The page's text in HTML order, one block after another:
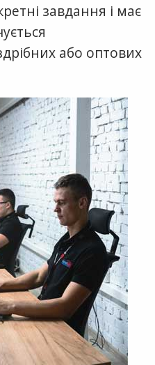
завдання і має
або оптових